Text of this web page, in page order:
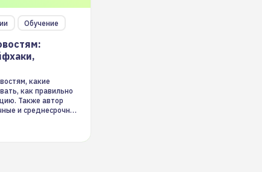
Обучение
какие
как правильно
Также автор
и среднесрочные